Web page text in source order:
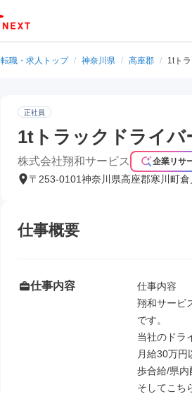
転職・求人トップ / 神奈川県 / 高座郡 / 1tト
正社員
1tトラックドライバ
株式会社翔和サービス 企業リサ
〒253-0101神奈川県高座郡寒川町倉
仕事概要
仕事内容
仕事内容
翔和サービ
です。
当社のドラ
月給30万
歩合給/県内
そしてこち